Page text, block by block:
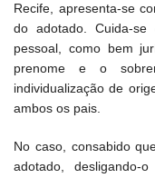
Recife, apresenta-se
do adotado. Cuida-
pessoal, como bem
prenome e o
individualização de
ambos os pais.
No caso, consabido
adotado,